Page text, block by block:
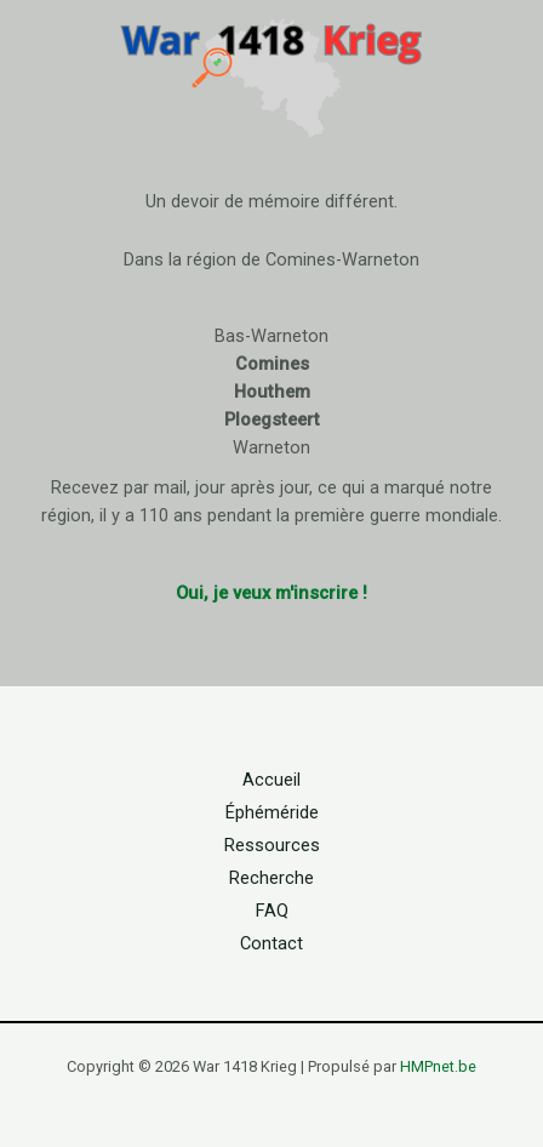
Un devoir de mémoire différent.
Dans la région de Comines-Warneton
Bas-Warneton
Comines
Houthem
Ploegsteert
Warneton
Recevez par mail, jour après jour, ce qui a marqué notre
région, il y a 110 ans pendant la première guerre mondiale.
Oui, je veux m'inscrire !
Accueil
Éphéméride
Ressources
Recherche
FAQ
Contact
Copyright © 2026 War 1418 Krieg | Propulsé par HMPnet.be